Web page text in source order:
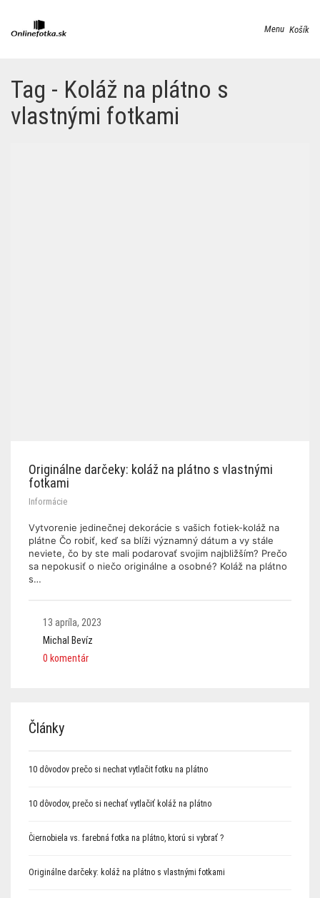
Menu Košík
Tag - Koláž na plátno s
vlastnými fotkami
Originálne darčeky: koláž na plátno s vlastnými
fotkami
Informácie
Vytvorenie jedinečnej dekorácie s vašich fotiek-koláž na
plátne Čo robiť, keď sa blíži významný dátum a vy stále
neviete, čo by ste mali podarovať svojim najbližším? Prečo
sa nepokusiť o niečo originálne a osobné? Koláž na plátno
s…
13 apríla, 2023
Michal Bevíz
0 komentár
Články
10 dôvodov prečo si nechat vytlačit fotku na plátno
10 dôvodov, prečo si nechať vytlačiť koláž na plátno
Čiernobiela vs. farebná fotka na plátno, ktorú si vybrať ?
Originálne darčeky: koláž na plátno s vlastnými fotkami